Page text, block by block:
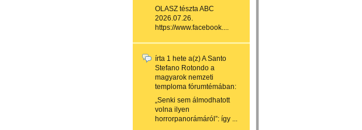
OLASZ tészta ABC
2026.07.26.
https://www.facebook....
írta 1 hete a(z)A Santo
Stefano Rotondo a
magyarok nemzeti
temploma fórumtémában:
„Senki sem álmodhatott
volna ilyen
horrorpanorámáról”: így ...